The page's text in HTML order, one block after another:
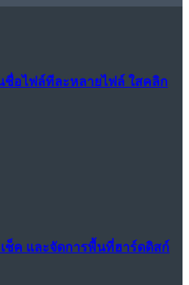
ชื่อไฟล์ทีละหลายไฟล์ ใสคลิก
เช็ค และจัดการพื้นที่ฮาร์ดดิสก์